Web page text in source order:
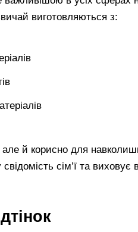
виготовляються з:
але й корисно для
свідомість сім’ї та